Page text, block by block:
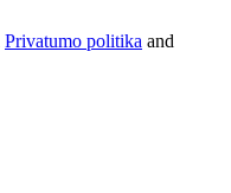
Privatumo politika and